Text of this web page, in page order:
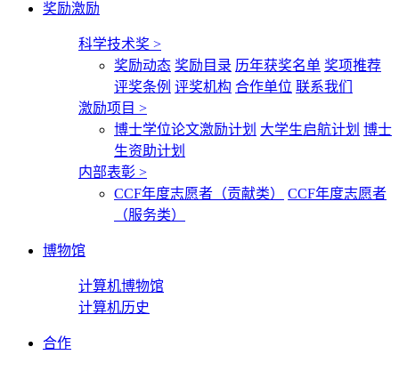
奖励激励
科学技术奖 >
奖励动态 奖励目录 历年获奖名单 奖项推荐
评奖条例 评奖机构 合作单位 联系我们
激励项目 >
博士学位论文激励计划 大学生启航计划 博士
生资助计划
内部表彰 >
CCF年度志愿者（贡献类）
CCF年度志愿者
（服务类）
博物馆
计算机博物馆
计算机历史
合作